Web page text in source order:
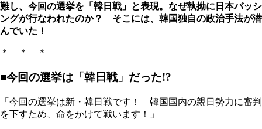
難し、今回の選挙を「韓日戦」と表現。なぜ執拗に日本バッシ
ングが行なわれたのか？ そこには、韓国独自の政治手法が潜
んでいた！
＊ ＊ ＊
■今回の選挙は「韓日戦」だった!?
「今回の選挙は新・韓日戦です！ 韓国国内の親日勢力に審判
を下すため、命をかけて戦います！」